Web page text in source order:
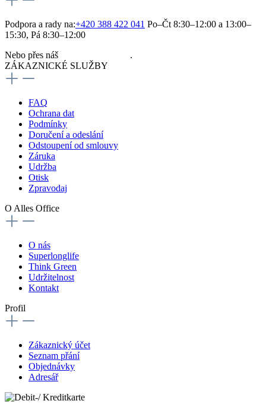
Podpora a rady na:+420 388 422 041 Po–Čt 8:30–12:00 a 13:00–
15:30, Pá 8:30–12:00
Nebo přes náš
.
ZÁKAZNICKÉ SLUŽBY
FAQ
Ochrana dat
Podmínky
Doručení a odeslání
Odstoupení od smlouvy
Záruka
Udržba
Otisk
Zpravodaj
O Alles Office
O nás
Superlonglife
Think Green
Udržitelnost
Kontakt
Profil
Zákaznický účet
Seznam přání
Objednávky
Adresář